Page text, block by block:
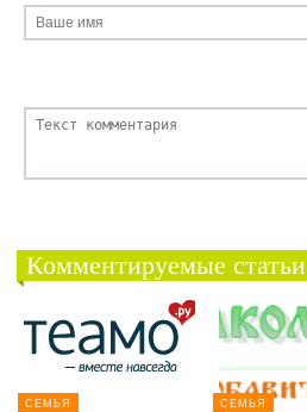
Комментируемые статьи
СЕМЬЯ СЕМЬЯ